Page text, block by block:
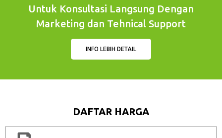
Untuk Konsultasi Langsung Dengan
Marketing dan Tehnical Support
INFO LEBIH DETAIL
DAFTAR HARGA